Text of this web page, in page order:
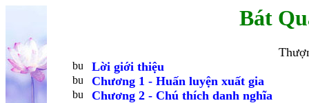
Bát
Lời giới thiệu
Chương 1 - Huấn luyện xuất gia
Chương 2 - Chú thích danh nghĩa